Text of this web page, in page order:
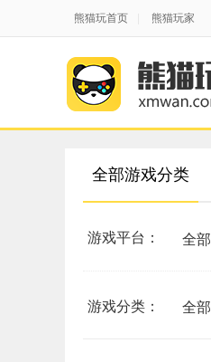
熊猫玩首页 熊猫玩家
全部游戏分类
游戏平台： 全部
游戏分类： 全部